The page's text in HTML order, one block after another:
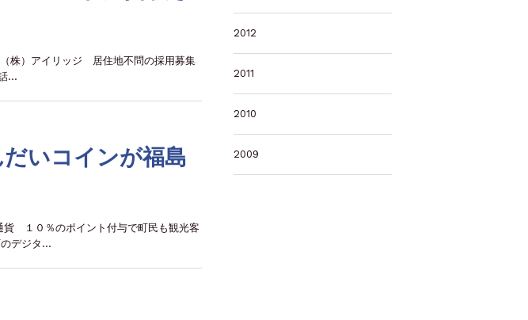
株）アイリッジ 居住地不問の採用募集
…
いコインが福島
１０％のポイント付与で町民も観光客
デジタ…
2012
2011
2010
2009